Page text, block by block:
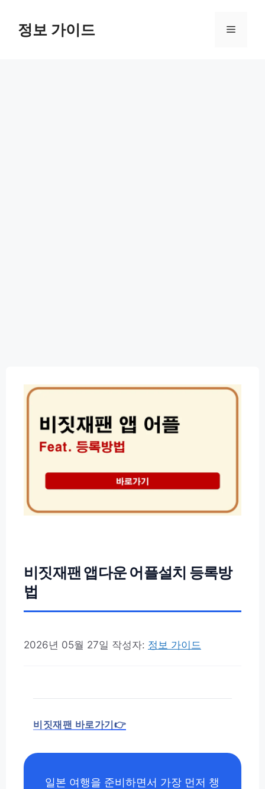
정보 가이드 메
비짓재팬 앱다운 어플설치 등록방
법
2026년 05월 27일 작성자: 정보 가이드
비짓재팬 바로가기👉
일본 여행을 준비하면서 가장 먼저 챙